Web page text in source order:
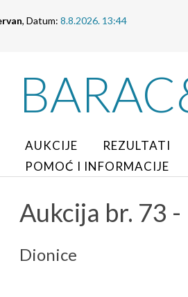
, Datum: 8.8.2026. 13:44
AUKCIJE
REZULTATI
POMOĆ I INFORMACIJE
Aukcija br. 73
Dionice